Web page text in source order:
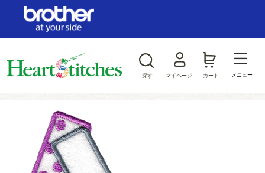
探す マイページ カート メニュー
ログイン/新規会員登録
ジャンルから探す